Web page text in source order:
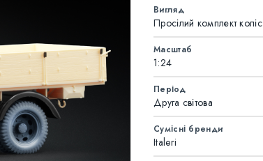
Вигляд
Просілий комплект коліс
Масштаб
1:24
Період
Друга світова
Сумісні бренди
Italeri